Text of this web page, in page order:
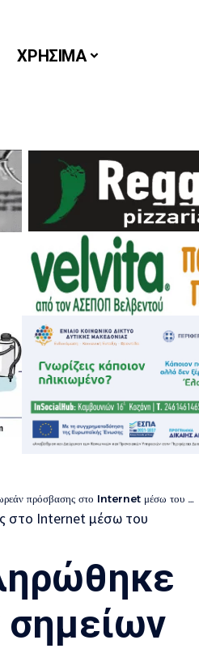
ΧΡΗΣΙΜΑ
στο Internet μέσω του προγράμματος Wifi4GR